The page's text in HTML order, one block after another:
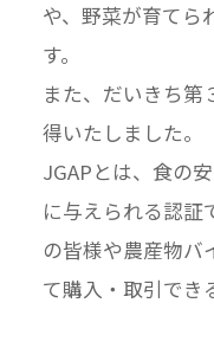
や、野菜が育てら
す。
また、だいきち第
得いたしました。
JGAPとは、食の
に与えられる認証
の皆様や農産物バ
て購入・取引でき